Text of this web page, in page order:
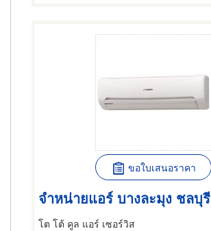
ขอใบเสนอราคา
จำหน่ายแอร์ บางละมุง ชลบุรี
โต โต้ คูล แอร์ เซอร์วิส